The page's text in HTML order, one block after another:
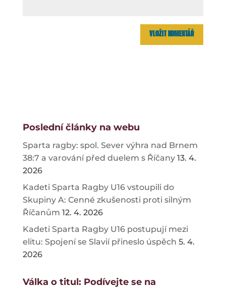
Poslední články na webu
Sparta ragby: spol. Sever výhra nad Brnem
38:7 a varování před duelem s Říčany 13. 4.
2026
Kadeti Sparta Ragby U16 vstoupili do
Skupiny A: Cenné zkušenosti proti silným
Říčanům 12. 4. 2026
Kadeti Sparta Ragby U16 postupují mezi
elitu: Spojení se Slavií přineslo úspěch 5. 4.
2026
Válka o titul: Podívejte se na